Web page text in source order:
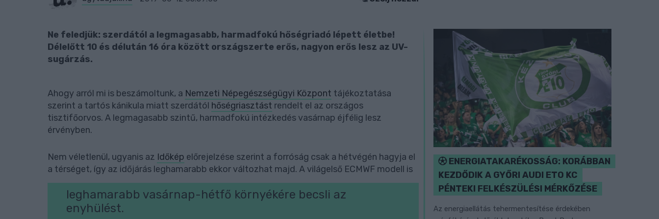
Ne feledjük: szerdától a legmagasabb, harmadfokú hőségriadó lépett életbe!
Délelőtt 10 és délután 16 óra között országszerte erős, nagyon erős lesz az UV-
sugárzás.
Ahogy arról mi is beszámoltunk, a Nemzeti Népegészségügyi Központ tájékoztatása
szerint a tartós kánikula miatt szerdától hőségriasztást rendelt el az országos
tisztifőorvos. A legmagasabb szintű, harmadfokú intézkedés vasárnap éjfélig lesz
érvényben.
Nem véletlenül, ugyanis az Időkép előrejelzése szerint a forróság csak a hétvégén hagyja el
a térséget, így az időjárás leghamarabb ekkor változhat majd. A világelső ECMWF modell is
leghamarabb vasárnap-hétfő környékére becsli az
enyhülést.
ENERGIATAKARÉKOSSÁG: KORÁBBAN
KEZDŐDIK A GYŐRI AUDI ETO KC
PÉNTEKI FELKÉSZÜLÉSI MÉRKŐZÉSE
Az energiaellátás tehermentesítése érdekében